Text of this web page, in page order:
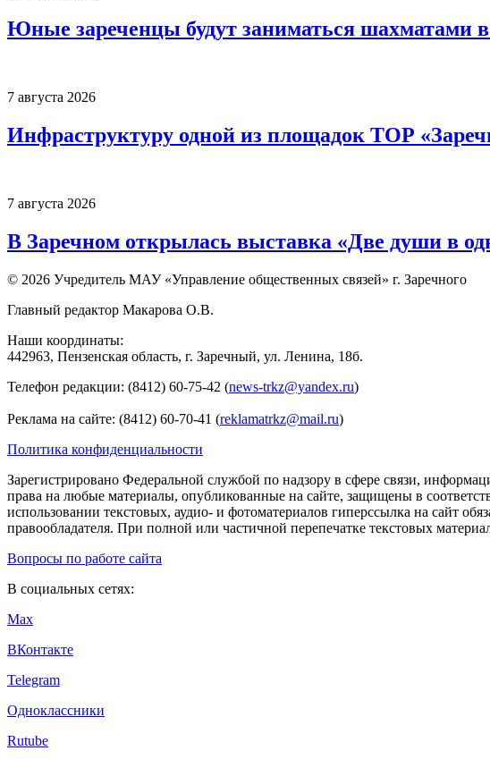
Юные зареченцы будут заниматься шахматами
7 августа 2026
Инфраструктуру одной из площадок ТОР
7 августа 2026
В Заречном открылась выставка «Две души в
© 2026 Учредитель МАУ «Управление общественных связей» г. Заречного
Главный редактор Макарова О.В.
Наши координаты:
442963, Пензенская область, г. Заречный, ул. Ленина, 18б.
Телефон редакции: (8412) 60-75-42 (news-trkz@yandex.ru)
Реклама на сайте: (8412) 60-70-41 (reklamatrkz@mail.ru)
Политика конфиденциальности
Зарегистрировано Федеральной службой по надзору в сфере связи,
права на любые материалы, опубликованные на сайте, защищены в
использовании текстовых, аудио- и фотоматериалов гиперссылка на сайт
правообладателя. При полной или частичной перепечатке текстовых
Вопросы по работе сайта
В социальных сетях:
Max
ВКонтакте
Telegram
Одноклассники
Rutube